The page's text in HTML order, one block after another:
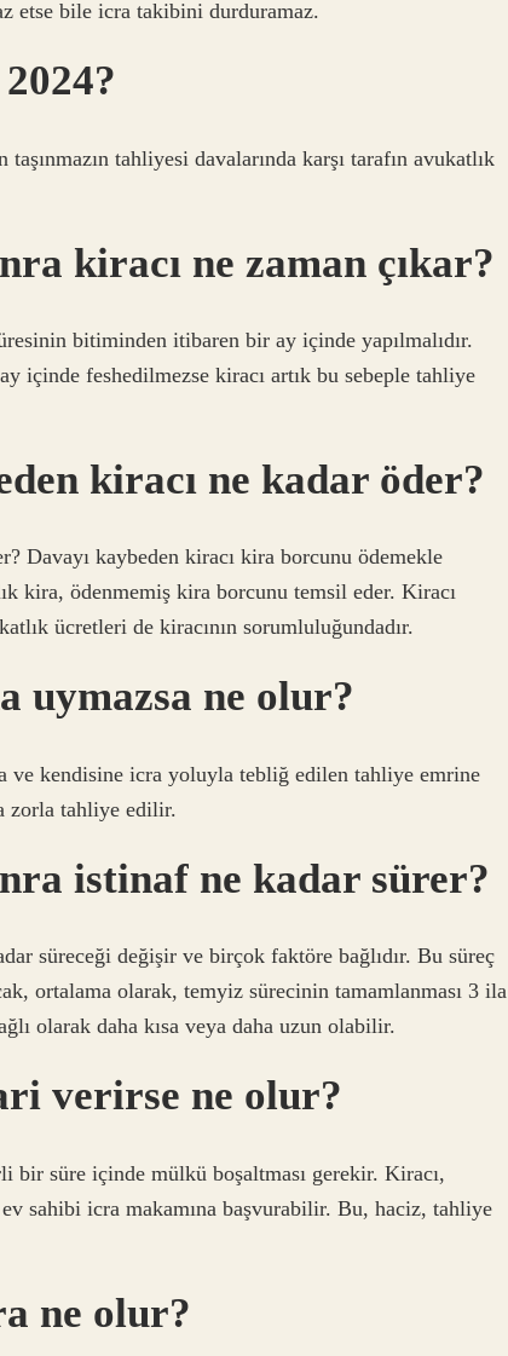
etse bile icra takibini durduramaz.
tahliyesi davalarında karşı tarafın avukatlık
kiracı ne zaman çıkar?
bitiminden itibaren bir ay içinde yapılmalıdır.
içinde feshedilmezse kiracı artık bu sebeple tahliye
kiracı ne kadar öder?
Davayı kaybeden kiracı kira borcunu ödemekle
kira, ödenmemiş kira borcunu temsil eder. Kiracı
ücretleri de kiracının sorumluluğundadır.
uymazsa ne olur?
ve kendisine icra yoluyla tebliğ edilen tahliye emrine
zorla tahliye edilir.
istinaf ne kadar sürer?
süreceği değişir ve birçok faktöre bağlıdır. Bu süreç
ortalama olarak, temyiz sürecinin tamamlanması 3 ila
olarak daha kısa veya daha uzun olabilir.
verirse ne olur?
süre içinde mülkü boşaltması gerekir. Kiracı,
sahibi icra makamına başvurabilir. Bu, haciz, tahliye
ne olur?